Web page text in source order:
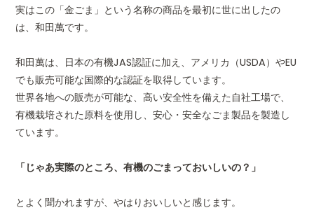
実はこの「金ごま」という名称の商品を最初に世に出したの
は、和田萬です。
和田萬は、日本の有機JAS認証に加え、アメリカ（USDA）やEU
でも販売可能な国際的な認証を取得しています。
世界各地への販売が可能な、高い安全性を備えた自社工場で、
有機栽培された原料を使用し、安心・安全なごま製品を製造し
ています。
「じゃあ実際のところ、有機のごまっておいしいの？」
とよく聞かれますが、やはりおいしいと感じます。